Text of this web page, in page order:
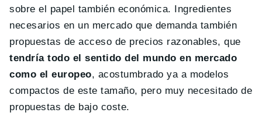
sobre el papel también económica. Ingredientes
necesarios en un mercado que demanda también
propuestas de acceso de precios razonables, que
tendría todo el sentido del mundo en mercado
como el europeo, acostumbrado ya a modelos
compactos de este tamaño, pero muy necesitado de
propuestas de bajo coste.